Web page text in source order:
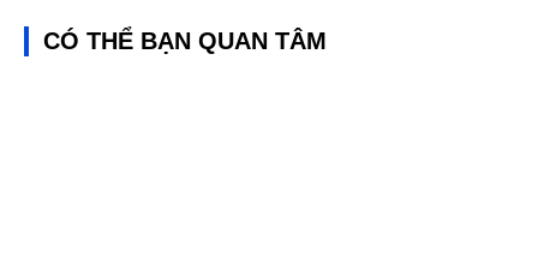
CÓ THỂ BẠN QUAN TÂM